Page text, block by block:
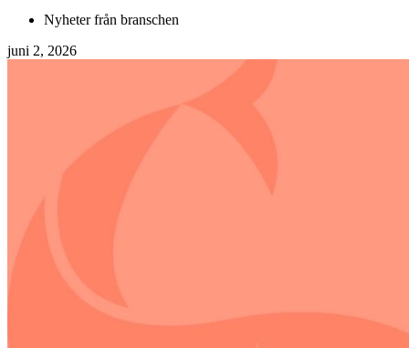
Nyheter från branschen
juni 2, 2026